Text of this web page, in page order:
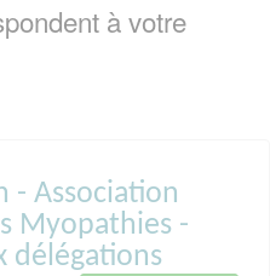
à votre
- Association
Myopathies -
délégations